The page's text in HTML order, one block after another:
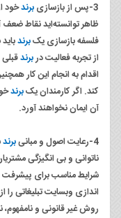
3-پس از بازسازی برندخود
ظاهر توانسته‌اید نقاط ضعف
فلسفه بازسازی یکبرند
از تجربه فعالیت دربرند
اقدام به انجام این کار
کند. اگر کارمندان یکبرند
آن ایمان نخواهند آورد.
4-رعایت اصول و مبانی برند
ناتوانی و بی انگیزگی
شرایط مناسب برای پیشرفت
اندازی وبسایت تبلیغاتی را
روش غیر قانونی و